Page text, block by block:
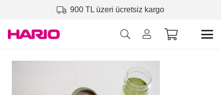
900 TL üzeri ücretsiz kargo